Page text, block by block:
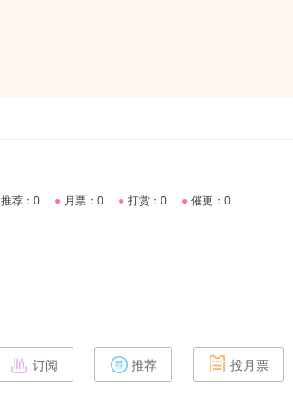
推荐：0 ● 月票：0 ● 打赏：0 ● 催更：0
订阅 推荐 投月票